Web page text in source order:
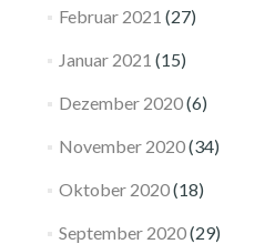
Februar 2021 (27)
Januar 2021 (15)
Dezember 2020(6)
November 2020(34)
Oktober 2020(18)
September 2020(29)